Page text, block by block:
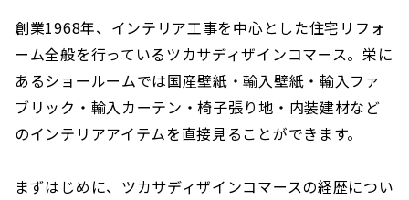
創業1968年、インテリア工事を中心とした住宅リフォ
ーム全般を行っているツカサディザインコマース。栄に
あるショールームでは国産壁紙・輸入壁紙・輸入ファ
ブリック・輸入カーテン・椅子張り地・内装建材など
のインテリアアイテムを直接見ることができます。
まずはじめに、ツカサディザインコマースの経歴につい